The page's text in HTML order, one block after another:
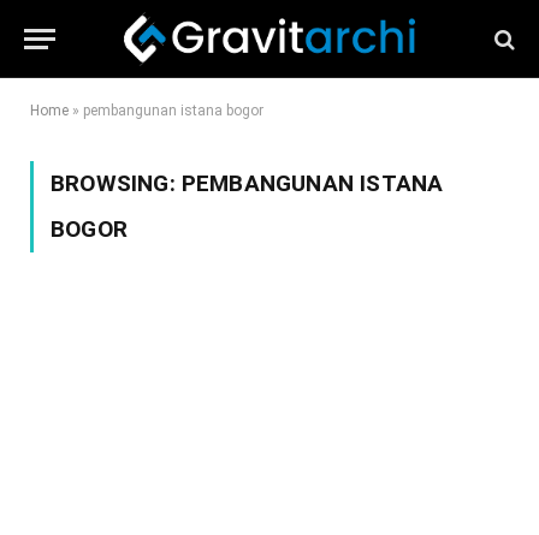
Home » pembangunan istana bogor
BROWSING: PEMBANGUNAN ISTANA
BOGOR